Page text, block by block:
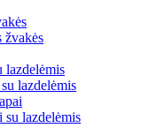
lazdelėmis
lazdelėmis
su lazdelėmis